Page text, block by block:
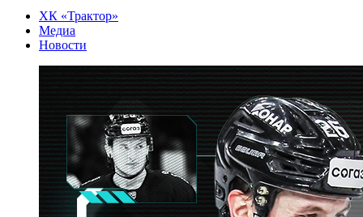
ХК «Трактор»
Медиа
Новости